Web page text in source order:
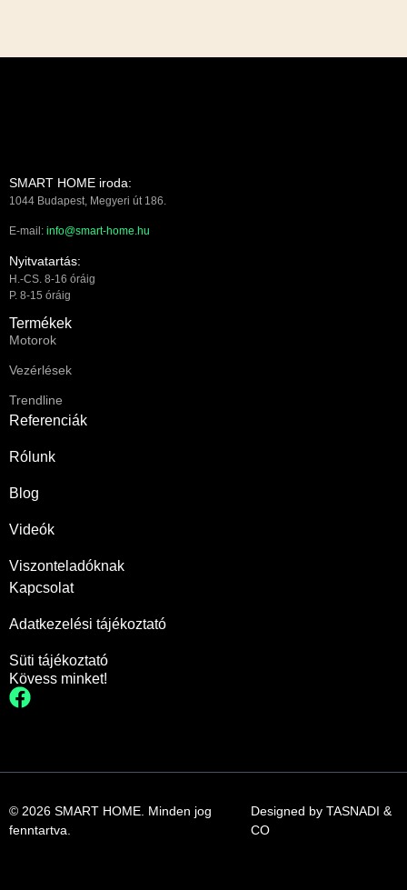
SMART HOME iroda:
1044 Budapest, Megyeri út 186.
E-mail: info@smart-home.hu
Nyitvatartás:
H.-CS. 8-16 óráig
P. 8-15 óráig
Termékek
Motorok
Vezérlések
Trendline
Referenciák
Rólunk
Blog
Videók
Viszonteladóknak
Kapcsolat
Adatkezelési tájékoztató
Süti tájékoztató
Kövess minket!
© 2026 SMART HOME. Minden jog
fenntartva.
Designed by TASNADI &
CO